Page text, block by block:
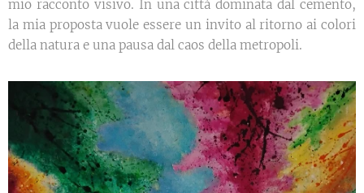
mio racconto visivo. In una città dominata dal cemento,
la mia proposta vuole essere un invito al ritorno ai colori
della natura e una pausa dal caos della metropoli.